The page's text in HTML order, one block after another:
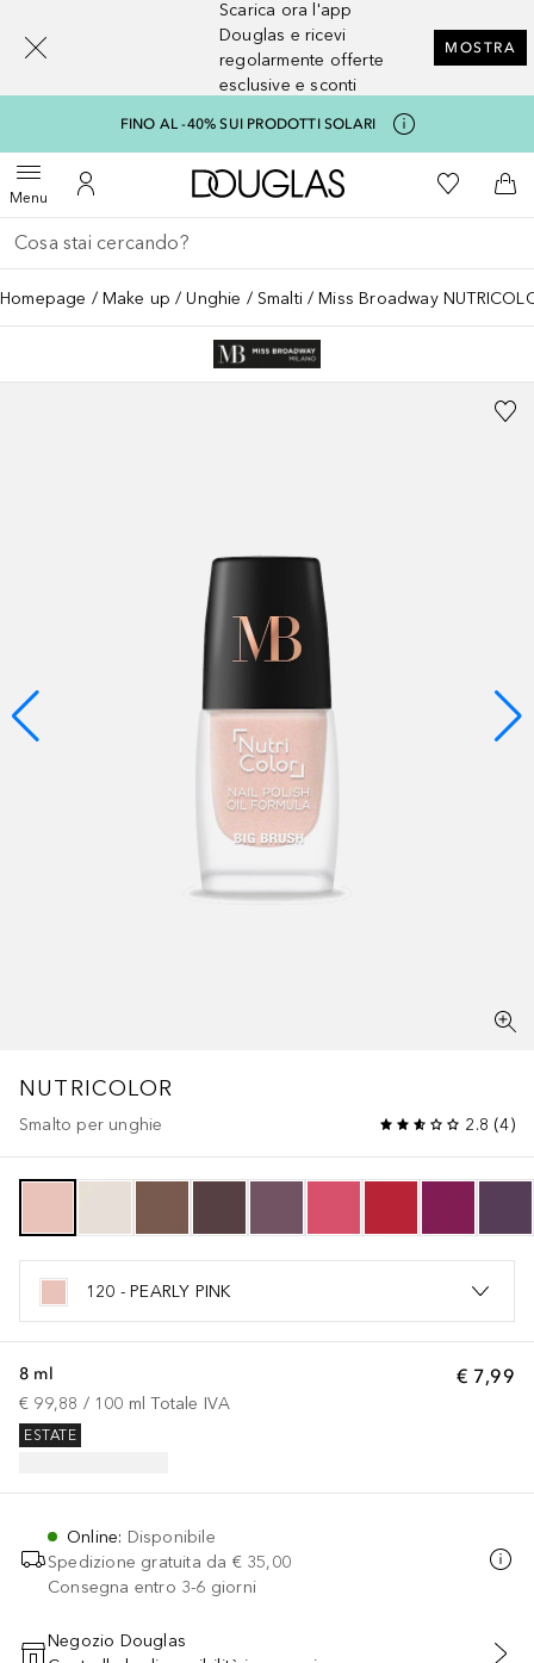
Scarica ora l'app
Douglas e ricevi
regolarmente offerte
esclusive e sconti
MOSTRA
FINO AL -40% SUI PRODOTTI SOLARI
MenuApri menuAl Mio Account
A Douglas HomeAlla Mia
Al
Torna indietro
Esegui ricerca
Homepage Make up Unghie Smalti Miss Broadway
NUTRICOLOR
Smalto per unghie 2.8 (4)
120 - PEARLY PINK
€ 7,99
8 ml
€ 99,88 / 100 ml Totale IVA
ESTATE
Online: Disponibile
Spedizione gratuita da € 35,00
Consegna entro 3-6 giorni
Negozio Douglas
[navigation.slideout.screenreader]